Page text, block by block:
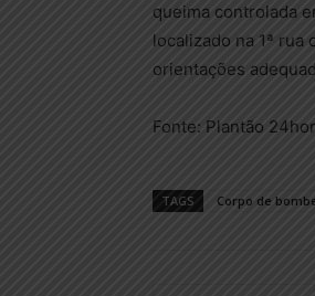
queima controlada
localizado na 1ª rua
orientações
Fonte: Plantão
TAGS Corpo de